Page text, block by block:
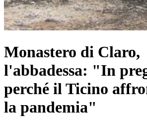
Monastero di Claro,
l'abbadessa: "In
perché il Ticino
la pandemia"